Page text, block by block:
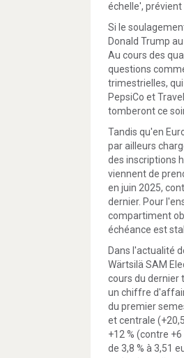
échelle',
Si le
Donald Trump
Au cours des
questions
trimestrielles,
PepsiCo et
tomberont ce
Tandis qu'en
par ailleurs
des inscriptions
viennent de
en juin 2025,
dernier. Pour
compartiment
échéance est
Dans l'actualité
Wärtsilä SAM
cours du dernier
un chiffre
du premier
et centrale
+12 % (contre
de 3,8 % à 3,51